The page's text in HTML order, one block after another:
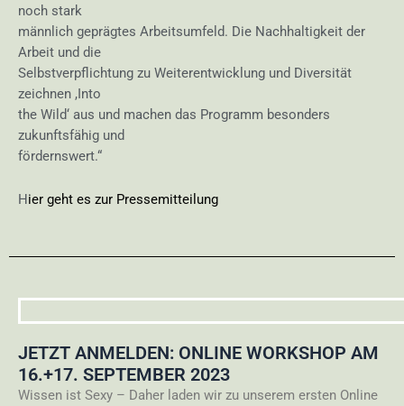
noch stark
männlich geprägtes Arbeitsumfeld. Die Nachhaltigkeit der
Arbeit und die
Selbstverpflichtung zu Weiterentwicklung und Diversität
zeichnen ,Into
the Wild‘ aus und machen das Programm besonders
zukunftsfähig und
fördernswert.“
Hier geht es zur Pressemitteilung
JETZT ANMELDEN: ONLINE WORKSHOP AM
16.+17. SEPTEMBER 2023
Wissen ist Sexy – Daher laden wir zu unserem ersten Online